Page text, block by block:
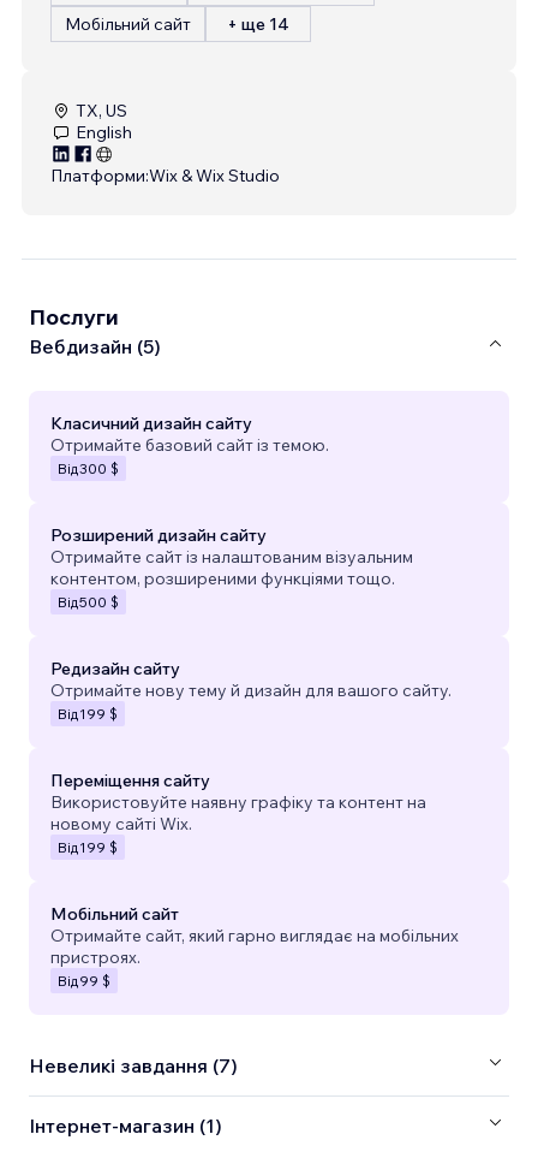
Мобільний сайт
+ ще 14
TX, US
English
Платформи:Wix & Wix Studio
Послуги
Вебдизайн (5)
Класичний дизайн сайту
Отримайте базовий сайт із темою.
Від300 $
Розширений дизайн сайту
Отримайте сайт із налаштованим візуальним
контентом, розширеними функціями тощо.
Від500 $
Редизайн сайту
Отримайте нову тему й дизайн для вашого сайту.
Від 199 $
Переміщення сайту
Використовуйте наявну графіку та контент на
новому сайті Wix.
Від 199 $
Мобільний сайт
Отримайте сайт, який гарно виглядає на мобільних
пристроях.
Від 99 $
Невеликі завдання (7)
Інтернет-магазин (1)